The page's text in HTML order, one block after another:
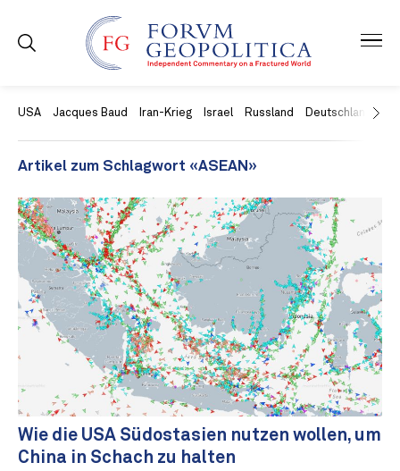
USA Jacques Baud Iran-Krieg Israel Russland Deutschland
Artikel zum Schlagwort «ASEAN»
Wie die USA Südostasien nutzen wollen, um
China in Schach zu halten